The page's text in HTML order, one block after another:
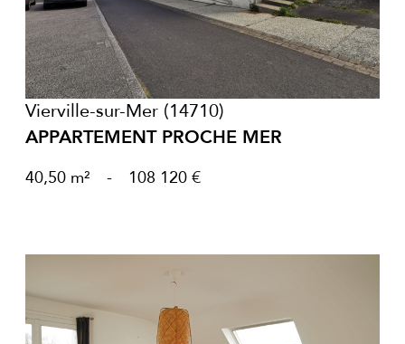
Vierville-sur-Mer (14710)
APPARTEMENT PROCHE MER
40,50 m² - 108 120 €